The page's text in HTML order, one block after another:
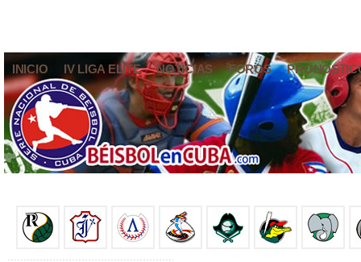
INICIO IV LIGA ELITE NOTICIAS FOROS